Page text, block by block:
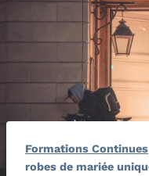
Formations Continues
robes de mariée